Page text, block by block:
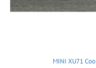
MINI XU71